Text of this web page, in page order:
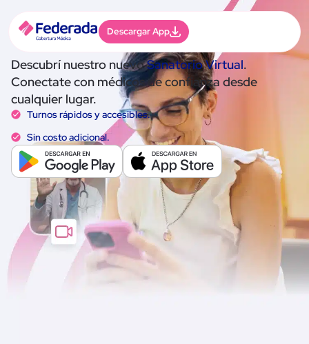
Descargar App
Tu salud,así de cerca
Descubrí nuestro nuevoSanatorio Virtual.
Conectate con médicos de confianza desde
cualquier lugar.
Turnos rápidos y accesibles.
Sin costo adicional.